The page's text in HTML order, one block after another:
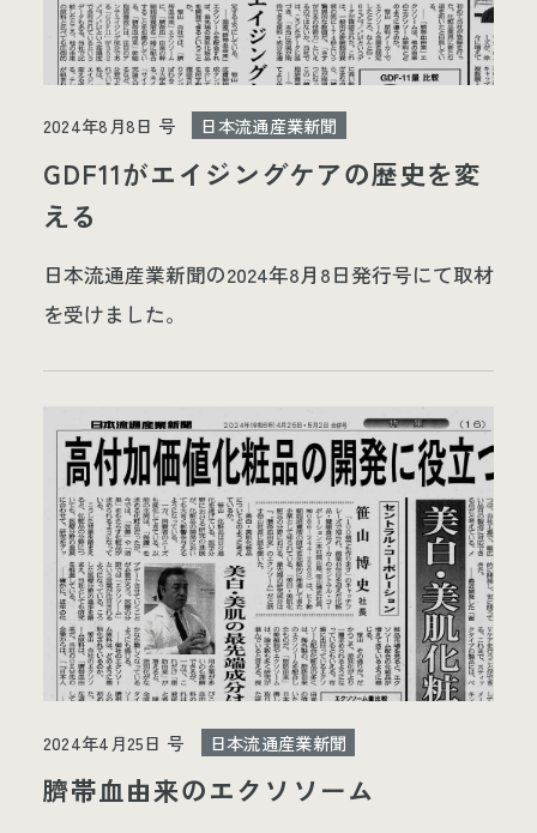
2024年8月8日 号 日本流通産業新聞
GDF11がエイジングケアの歴史を変
える
日本流通産業新聞の2024年8月8日発行号にて取材
を受けました。
2024年4月25日 号 日本流通産業新聞
臍帯血由来のエクソソーム